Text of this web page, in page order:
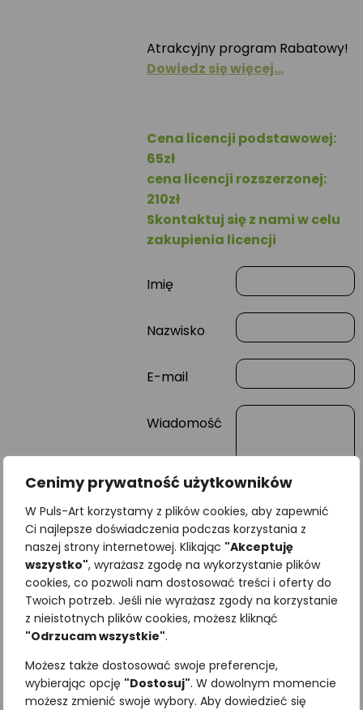
Cenimy prywatność użytkowników
W Puls-Art korzystamy z plików cookies, aby zapewnić
Ci najlepsze doświadczenia podczas korzystania z
naszej strony internetowej. Klikając "Akceptuję
wszystko", wyrażasz zgodę na wykorzystanie plików
cookies, co pozwoli nam dostosować treści i oferty do
Twoich potrzeb. Jeśli nie wyrażasz zgody na korzystanie
z nieistotnych plików cookies, możesz kliknąć
"Odrzucam wszystkie".
Możesz także dostosować swoje preferencje,
wybierając opcję "Dostosuj". W dowolnym momencie
możesz zmienić swoje wybory. Aby dowiedzieć się
Atrakcyjny program Rabatowy!
Dowiedz się więcej…
Cena licencji podstawowej:
65zł
cena licencji rozszerzonej:
210zł
Skontaktuj się z nami w celu
zakupienia licencji
Imię
Nazwisko
E-mail
Wiadomość
Najniższa cena z ostatnich 30
dni:
Kategorie:Gryzonie,ILUSTRACJE
Ssaki